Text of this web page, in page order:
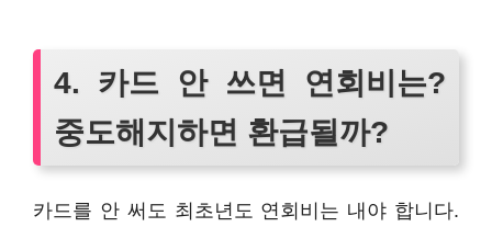
4. 카드 안 쓰면 연회비는?
중도해지하면 환급될까?
카드를 안 써도 최초년도 연회비는 내야 합니다.